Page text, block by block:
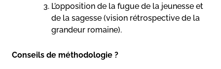
L’opposition de la fugue de la jeunesse et
de la sagesse (vision rétrospective de la
grandeur romaine).
Conseils de méthodologie ?